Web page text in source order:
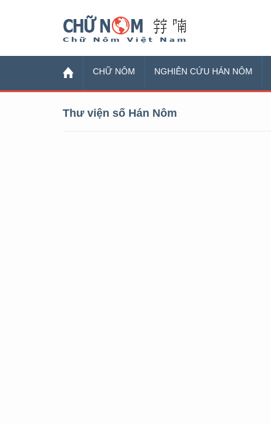
CHỮ NÔM NGHIÊN CỨU HÁN NÔM
Thư viện số Hán Nôm